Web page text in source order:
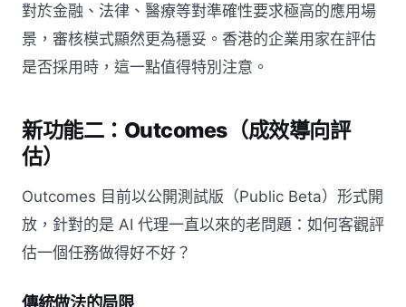
對於金融、法律、醫療等對準確性要求極高的應用場
景，審核模式顯然更為穩妥。香港的企業用家在評估
是否採用時，這一點值得特別注意。
新功能二：Outcomes（成效導向評
估）
Outcomes 目前以公開測試版（Public Beta）形式開
放，針對的是 AI 代理一直以來的老問題：如何客觀評
估一個任務做得好不好？
傳統做法的局限